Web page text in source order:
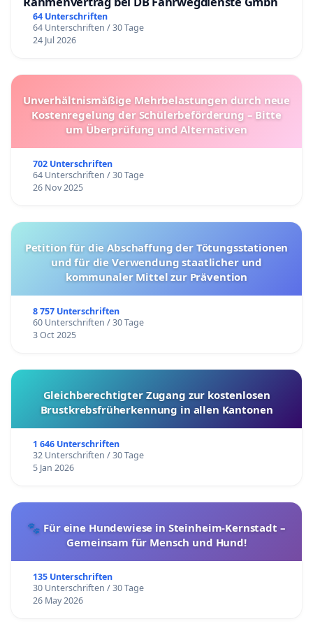
64 Unterschriften
64 Unterschriften / 30 Tage
24 Jul 2026
Unverhältnismäßige Mehrbelastungen durch neue
Kostenregelung der Schülerbeförderung – Bitte
um Überprüfung und Alternativen
702 Unterschriften
64 Unterschriften / 30 Tage
26 Nov 2025
Petition für die Abschaffung der Tötungsstationen
und für die Verwendung staatlicher und
kommunaler Mittel zur Prävention
8 757 Unterschriften
60 Unterschriften / 30 Tage
3 Oct 2025
Gleichberechtigter Zugang zur kostenlosen
Brustkrebsfrüherkennung in allen Kantonen
1 646 Unterschriften
32 Unterschriften / 30 Tage
5 Jan 2026
🐾 Für eine Hundewiese in Steinheim-Kernstadt –
Gemeinsam für Mensch und Hund!
135 Unterschriften
30 Unterschriften / 30 Tage
26 May 2026